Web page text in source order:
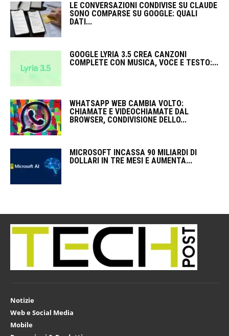
LE CONVERSAZIONI CONDIVISE SU CLAUDE
SONO COMPARSE SU GOOGLE: QUALI
DATI...
GOOGLE LYRIA 3.5 CREA CANZONI
COMPLETE CON MUSICA, VOCE E TESTO:...
WHATSAPP WEB CAMBIA VOLTO:
CHIAMATE E VIDEOCHIAMATE DAL
BROWSER, CONDIVISIONE DELLO...
MICROSOFT INCASSA 90 MILIARDI DI
DOLLARI IN TRE MESI E AUMENTA...
Notizie
Web e Social Media
Mobile